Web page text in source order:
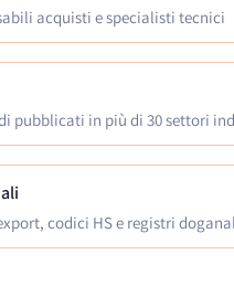
acquisti e specialisti tecnici
pubblicati in più di 30 settori
codici HS e registri